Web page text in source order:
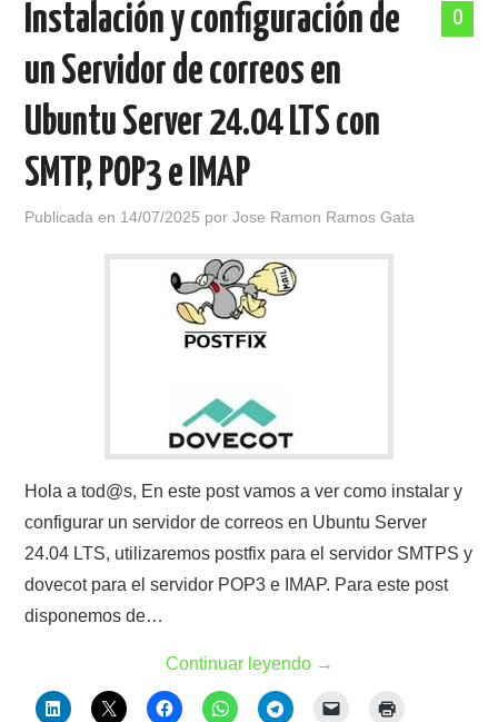
POLÍTICA DE PRIVACIDAD
0
Instalación y configuración de
un Servidor de correos en
Ubuntu Server 24.04 LTS con
SMTP, POP3 e IMAP
Publicada en 14/07/2025 porJose Ramon Ramos Gata
Hola a tod@s, En este post vamos a ver como instalar y
configurar un servidor de correos en Ubuntu Server
24.04 LTS, utilizaremos postfix para el servidor SMTPS y
dovecot para el servidor POP3 e IMAP. Para este post
disponemos de…
Continuar leyendo →